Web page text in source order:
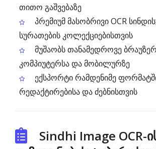
თითო გაშვებაზე
პრემიუმ მასობრივი OCR
სურათების კოლექციებისთვის
მუშაობს თანამედროვე
კომპიუტერსა და მობილურზე
ექსპორტი რამდენიმე
რედაქტირებისა და ძებნისთვის
Sindhi Image OCR-